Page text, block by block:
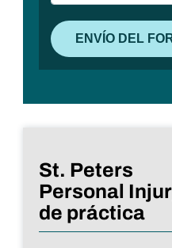
St. Peters
Personal
de práctica